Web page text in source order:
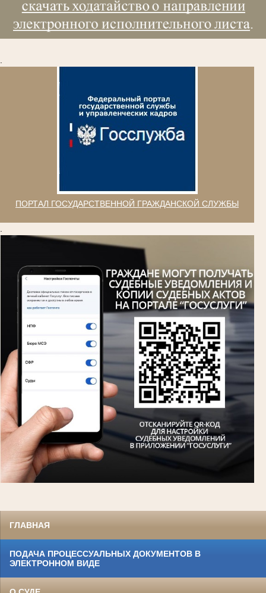
ПОРТАЛ ГОСУДАРСТВЕННОЙ ГРАЖДАНСКОЙ СЛУЖБЫ
ГЛАВНАЯ
ПОДАЧА ПРОЦЕССУАЛЬНЫХ ДОКУМЕНТОВ В
ЭЛЕКТРОННОМ ВИДЕ